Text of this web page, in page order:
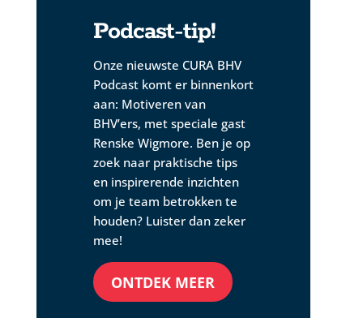
Podcast-tip!
Onze nieuwste CURA BHV
Podcastkomt er binnenkort
aan: Motiveren van
BHV’ers, met speciale gast
Renske Wigmore. Ben je op
zoek naar praktische tips
en inspirerende inzichten
om je team betrokken te
houden? Luister dan zeker
mee!
ONTDEK MEER